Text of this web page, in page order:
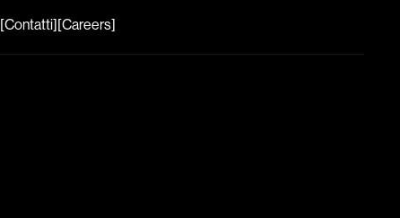
[Contatti][Careers]